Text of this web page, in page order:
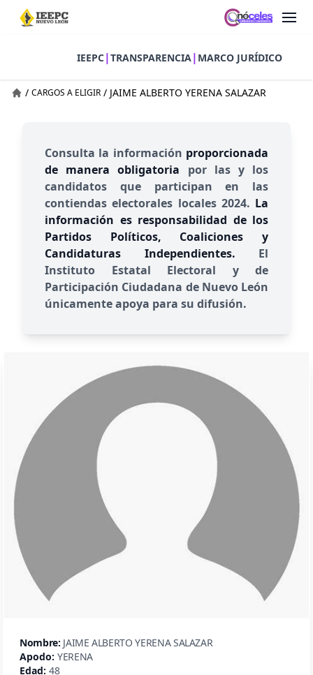
IEEPC|TRANSPARENCIA| MARCO JURÍDICO
/ CARGOS A ELIGIR / JAIME ALBERTO YERENA SALAZAR
Consulta la información proporcionada
de manera obligatoria por las y los
candidatos que participan en las
contiendas electorales locales 2024. La
información es responsabilidad de los
Partidos Políticos, Coaliciones y
Candidaturas Independientes. El
Instituto Estatal Electoral y de
Participación Ciudadana de Nuevo León
únicamente apoya para su difusión.
Nombre: JAIME ALBERTO YERENA SALAZAR
Apodo: YERENA
Edad: 48